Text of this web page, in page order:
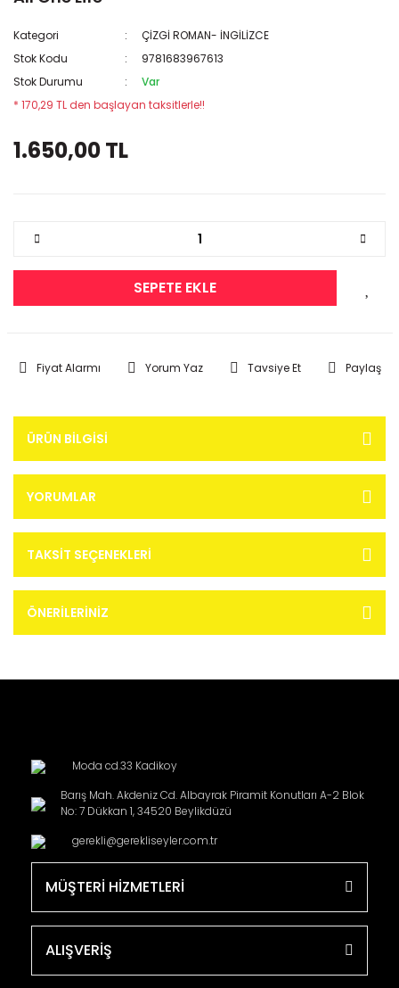
Kategori
ÇİZGİ ROMAN- İNGİLİZCE
Stok Kodu
9781683967613
Stok Durumu
Var
* 170,29 TL den başlayan taksitlerle!!
1.650,00 TL
SEPETE EKLE
Fiyat Alarmı Yorum Yaz Tavsiye Et Paylaş
ÜRÜN BILGISI
YORUMLAR
TAKSIT SEÇENEKLERI
ÖNERILERINIZ
Moda cd.33 Kadikoy
Barış Mah. Akdeniz Cd. Albayrak Piramit Konutları A-2 Blok
No: 7 Dükkan 1, 34520 Beylikdüzü
gerekli@gerekliseyler.com.tr
MÜŞTERİ HİZMETLERİ
ALIŞVERİŞ